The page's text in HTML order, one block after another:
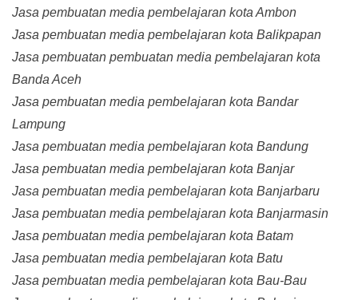
Jasa pembuatan media pembelajaran kota Ambon
Jasa pembuatan media pembelajaran kota Balikpapan
Jasa pembuatan pembuatan media pembelajaran kota
Banda Aceh
Jasa pembuatan media pembelajaran kota Bandar
Lampung
Jasa pembuatan media pembelajaran kota Bandung
Jasa pembuatan media pembelajaran kota Banjar
Jasa pembuatan media pembelajaran kota Banjarbaru
Jasa pembuatan media pembelajaran kota Banjarmasin
Jasa pembuatan media pembelajaran kota Batam
Jasa pembuatan media pembelajaran kota Batu
Jasa pembuatan media pembelajaran kota Bau-Bau